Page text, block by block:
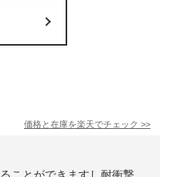
価格と在庫を楽天でチェック >>